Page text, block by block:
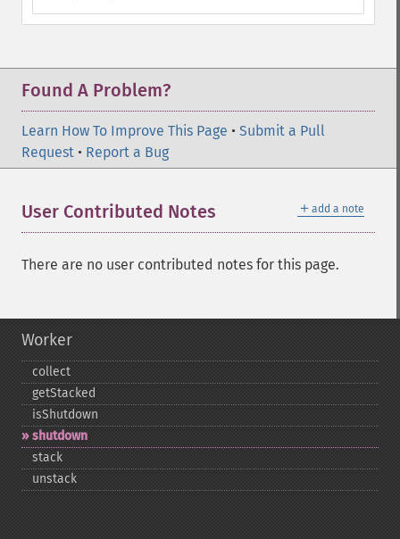
Found A Problem?
Learn How To Improve This Page • Submit a Pull
Request • Report a Bug
＋ add a note
User Contributed Notes
There are no user contributed notes for this page.
Worker
collect
getStacked
isShutdown
shutdown
stack
unstack